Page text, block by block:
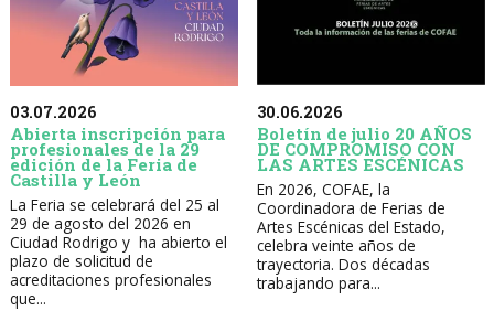
03.07.2026
Abierta inscripción para
profesionales de la 29
edición de la Feria de
Castilla y León
La Feria se celebrará del 25 al
29 de agosto del 2026 en
Ciudad Rodrigo y ha abierto el
plazo de solicitud de
acreditaciones profesionales
que...
30.06.2026
Boletín de julio 20 AÑOS
DE COMPROMISO CON
LAS ARTES ESCÉNICAS
En 2026, COFAE, la
Coordinadora de Ferias de
Artes Escénicas del Estado,
celebra veinte años de
trayectoria. Dos décadas
trabajando para...